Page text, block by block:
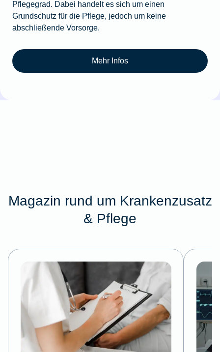
Pflegegrad. Dabei handelt es sich um einen
Grundschutz für die Pflege, jedoch um keine
abschließende Vorsorge.
Mehr Infos
Magazin rund um Krankenzusatz
& Pflege